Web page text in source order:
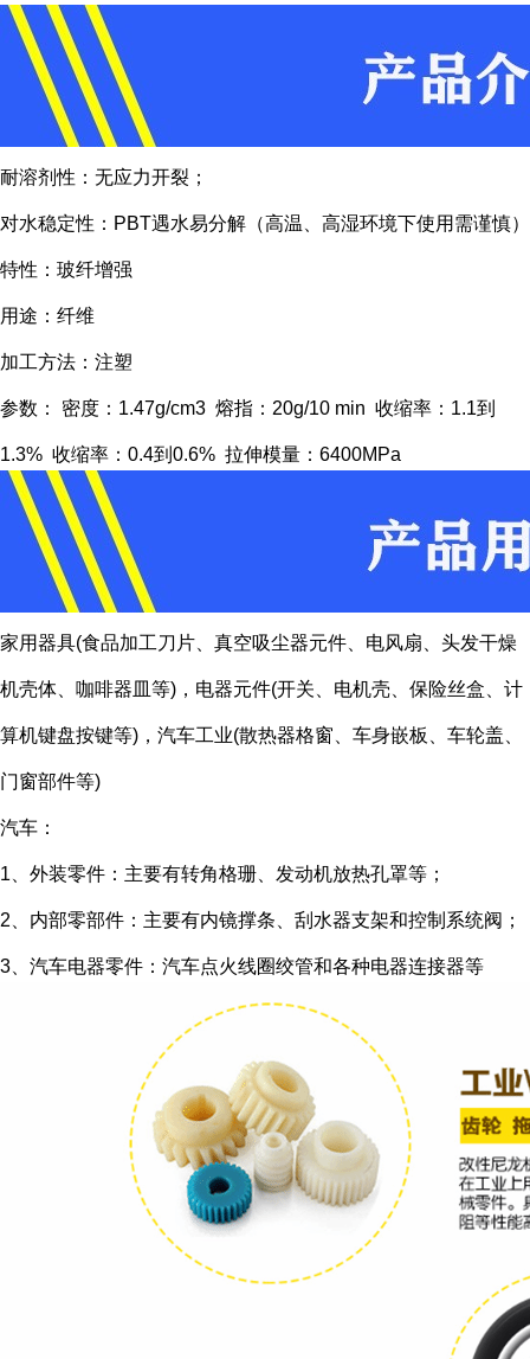
耐溶剂性：无应力开裂；
对水稳定性：PBT遇水易分解（高温、高湿环境下使用需谨慎）
特性：玻纤增强
用途：纤维
加工方法：注塑
参数： 密度：1.47g/cm3 熔指：20g/10 min 收缩率：1.1到
1.3% 收缩率：0.4到0.6% 拉伸模量：6400MPa
家用器具(食品加工刀片、真空吸尘器元件、电风扇、头发干燥
机壳体、咖啡器皿等)，电器元件(开关、电机壳、保险丝盒、计
算机键盘按键等)，汽车工业(散热器格窗、车身嵌板、车轮盖、
门窗部件等)
汽车：
1、外装零件：主要有转角格珊、发动机放热孔罩等；
2、内部零部件：主要有内镜撑条、刮水器支架和控制系统阀；
3、汽车电器零件：汽车点火线圈绞管和各种电器连接器等